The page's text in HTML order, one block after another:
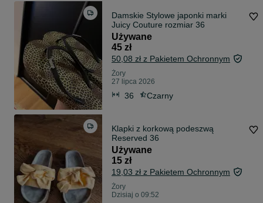
Damskie Stylowe japonki marki
Juicy Couture rozmiar 36
Używane
45 zł
50,08 zł z Pakietem Ochronnym
Żory
27 lipca 2026
36 Czarny
Klapki z korkową podeszwą
Reserved 36
Używane
15 zł
19,03 zł z Pakietem Ochronnym
Żory
Dzisiaj o 09:52